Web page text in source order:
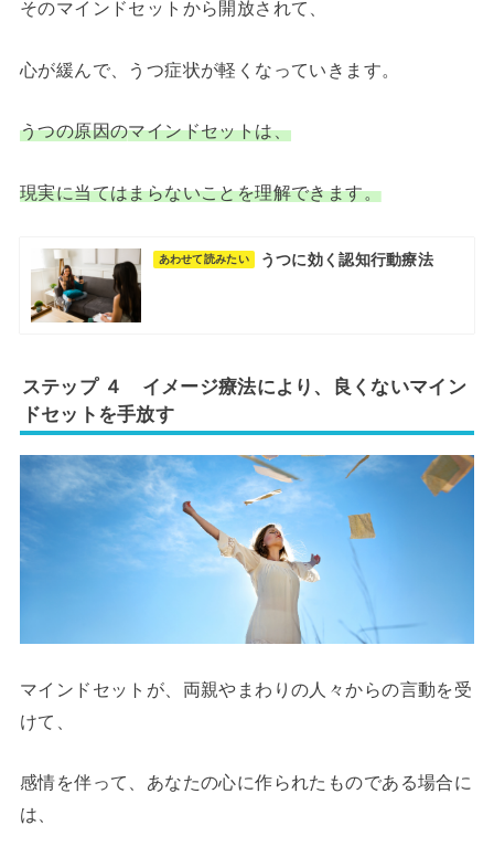
そのマインドセットから開放されて、
心が緩んで、うつ症状が軽くなっていきます。
うつの原因のマインドセットは、
現実に当てはまらないことを理解できます。
あわせて読みたい うつに効く認知行動療法
ステップ ４ イメージ療法により、良くないマイン
ドセットを手放す
マインドセットが、両親やまわりの人々からの言動を受
けて、
感情を伴って、あなたの心に作られたものである場合に
は、